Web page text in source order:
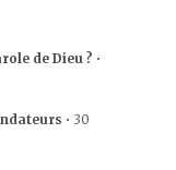
de Dieu ? •
• 30